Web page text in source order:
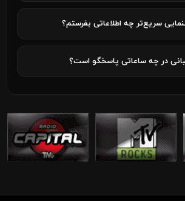
سریع‌تر چه اطلاعاتی بفرستم؟
در چه ساعاتی پاسخگو است؟